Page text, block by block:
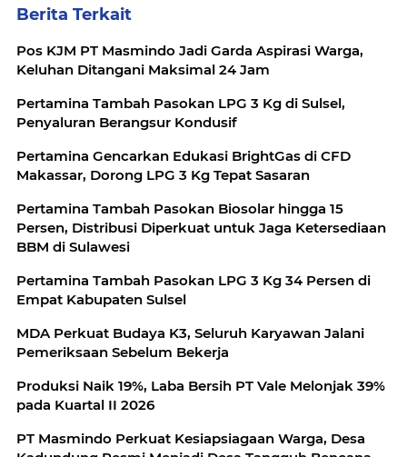
Berita Terkait
Pos KJM PT Masmindo Jadi Garda Aspirasi Warga,
Keluhan Ditangani Maksimal 24 Jam
Pertamina Tambah Pasokan LPG 3 Kg di Sulsel,
Penyaluran Berangsur Kondusif
Pertamina Gencarkan Edukasi BrightGas di CFD
Makassar, Dorong LPG 3 Kg Tepat Sasaran
Pertamina Tambah Pasokan Biosolar hingga 15
Persen, Distribusi Diperkuat untuk Jaga Ketersediaan
BBM di Sulawesi
Pertamina Tambah Pasokan LPG 3 Kg 34 Persen di
Empat Kabupaten Sulsel
MDA Perkuat Budaya K3, Seluruh Karyawan Jalani
Pemeriksaan Sebelum Bekerja
Produksi Naik 19%, Laba Bersih PT Vale Melonjak 39%
pada Kuartal II 2026
PT Masmindo Perkuat Kesiapsiagaan Warga, Desa